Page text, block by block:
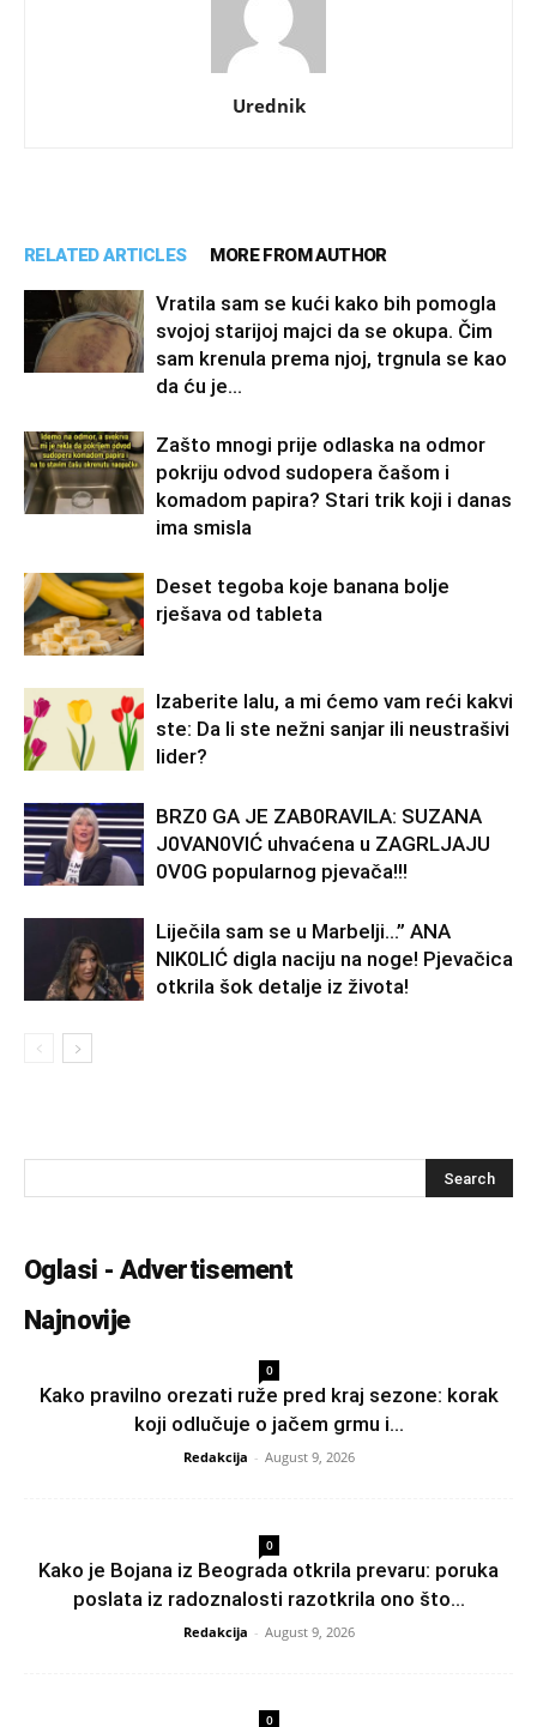
Urednik
RELATED ARTICLES MORE FROM AUTHOR
Vratila sam se kući kako bih pomogla
svojoj starijoj majci da se okupa. Čim
sam krenula prema njoj, trgnula se kao
da ću je...
Zašto mnogi prije odlaska na odmor
pokriju odvod sudopera čašom i
komadom papira? Stari trik koji i danas
ima smisla
Deset tegoba koje banana bolje
rješava od tableta
Izaberite lalu, a mi ćemo vam reći kakvi
ste: Da li ste nežni sanjar ili neustrašivi
lider?
BRZ0 GA JE ZAB0RAVlLA: SUZANA
J0VAN0VIĆ uhvaćena u ZAGRLJAJU
0V0G popularnog pjevača!!!
Liječila sam se u Marbelji…” ANA
NlK0LlĆ digla naciju na noge! Pjevačica
otkrila šok detalje iz života!
Oglasi - Advertisement
Najnovije
0
Kako pravilno orezati ruže pred kraj sezone: korak
koji odlučuje o jačem grmu i...
Redakcija - August 9, 2026
0
Kako je Bojana iz Beograda otkrila prevaru: poruka
poslata iz radoznalosti razotkrila ono što...
Redakcija - August 9, 2026
0